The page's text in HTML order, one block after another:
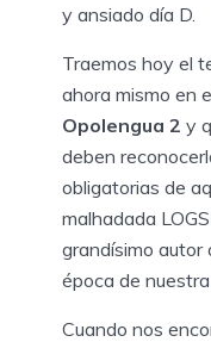
y ansiado día D.
Traemos hoy el
ahora mismo en
Opolengua 2 y
deben
obligatorias de
malhadada
grandísimo autor
época de
Cuando nos